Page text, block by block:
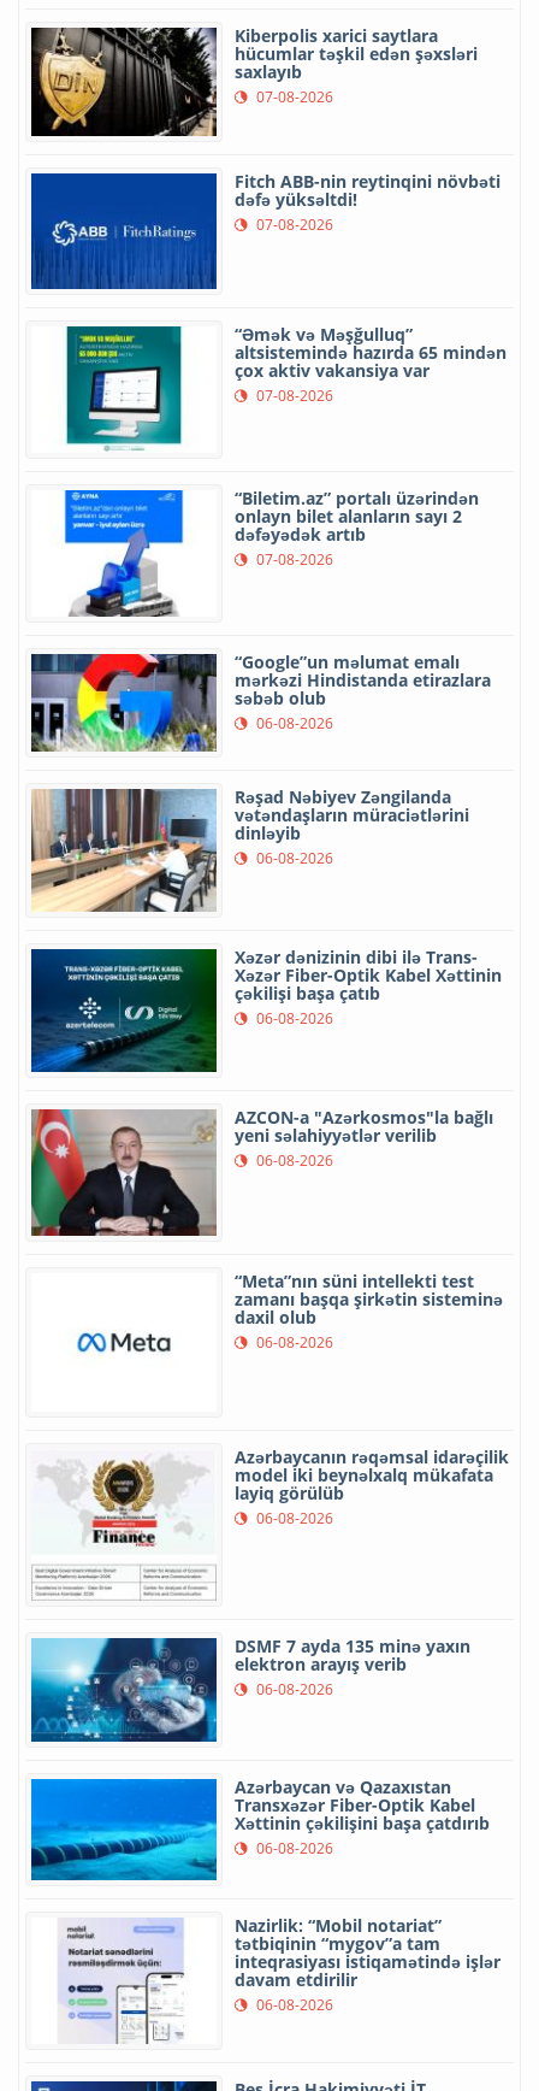
Kiberpolis xarici saytlara
hücumlar təşkil edən şəxsləri
saxlayıb
07-08-2026
Fitch ABB-nin reytinqini növbəti
dəfə yüksəltdi!
07-08-2026
“Əmək və Məşğulluq”
altsistemində hazırda 65 mindən
çox aktiv vakansiya var
07-08-2026
“Biletim.az” portalı üzərindən
onlayn bilet alanların sayı 2
dəfəyədək artıb
07-08-2026
“Google”un məlumat emalı
mərkəzi Hindistanda etirazlara
səbəb olub
06-08-2026
Rəşad Nəbiyev Zəngilanda
vətəndaşların müraciətlərini
dinləyib
06-08-2026
Xəzər dənizinin dibi ilə Trans-
Xəzər Fiber-Optik Kabel Xəttinin
çəkilişi başa çatıb
06-08-2026
AZCON-a "Azərkosmos"la bağlı
yeni səlahiyyətlər verilib
06-08-2026
“Meta”nın süni intellekti test
zamanı başqa şirkətin sisteminə
daxil olub
06-08-2026
Azərbaycanın rəqəmsal idarəçilik
model iki beynəlxalq mükafata
layiq görülüb
06-08-2026
DSMF 7 ayda 135 minə yaxın
elektron arayış verib
06-08-2026
Azərbaycan və Qazaxıstan
Transxəzər Fiber-Optik Kabel
Xəttinin çəkilişini başa çatdırıb
06-08-2026
Nazirlik: “Mobil notariat”
tətbiqinin “mygov”a tam
inteqrasiyası istiqamətində işlər
davam etdirilir
06-08-2026